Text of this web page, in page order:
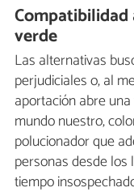
verde
Las alternativas
perjudiciales o, al
aportación abre
mundo nuestro,
polucionador que
personas desde
tiempo